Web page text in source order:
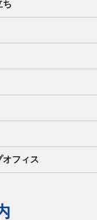
ち
オフィス